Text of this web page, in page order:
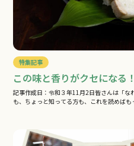
特集記事
この味と香りがクセになる
記事作成日：令和３年11月2日皆さんは「
も、ちょっと知ってる方も、これを読めば